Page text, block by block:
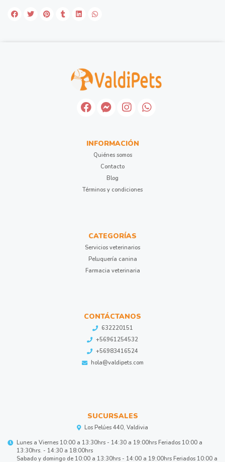
INFORMACIÓN
Quiénes somos
Contacto
Blog
Términos y condiciones
CATEGORÍAS
Servicios veterinarios
Peluquería canina
Farmacia veterinaria
CONTÁCTANOS
632220151
+56961254532
+56983416524
hola@valdipets.com
SUCURSALES
Los Pelúes 440, Valdivia
Lunes a Viernes 10:00 a 13:30hrs - 14:30 a 19:00hrs Feriados 10:00 a
13:30hrs. - 14:30 a 18:00hrs
Sabado y domingo de 10:00 a 13:30hrs - 14:00 a 19:00hrs Feriados 10:00 a